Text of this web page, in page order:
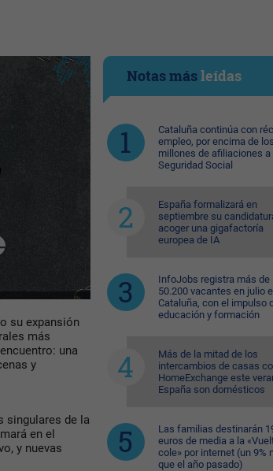
su expansión
más
una
y
singulares de la
en el
y nuevas
Notas másleídas
Cataluña continúa con
empleo, por encima de
millones de afiliaciones a
Seguridad Social
España formalizará en
septiembre su
acoger una gigafactoría
europea de IA
InfoJobs registra más de
50.200 vacantes en julio
Cataluña, con el impulso
educación y formación
Más de la mitad de los
intercambios de casas
HomeExchange este
España son domésticos
Las familias destinarán
euros de media a la
cole» por internet (un 9%
que el año pasado)